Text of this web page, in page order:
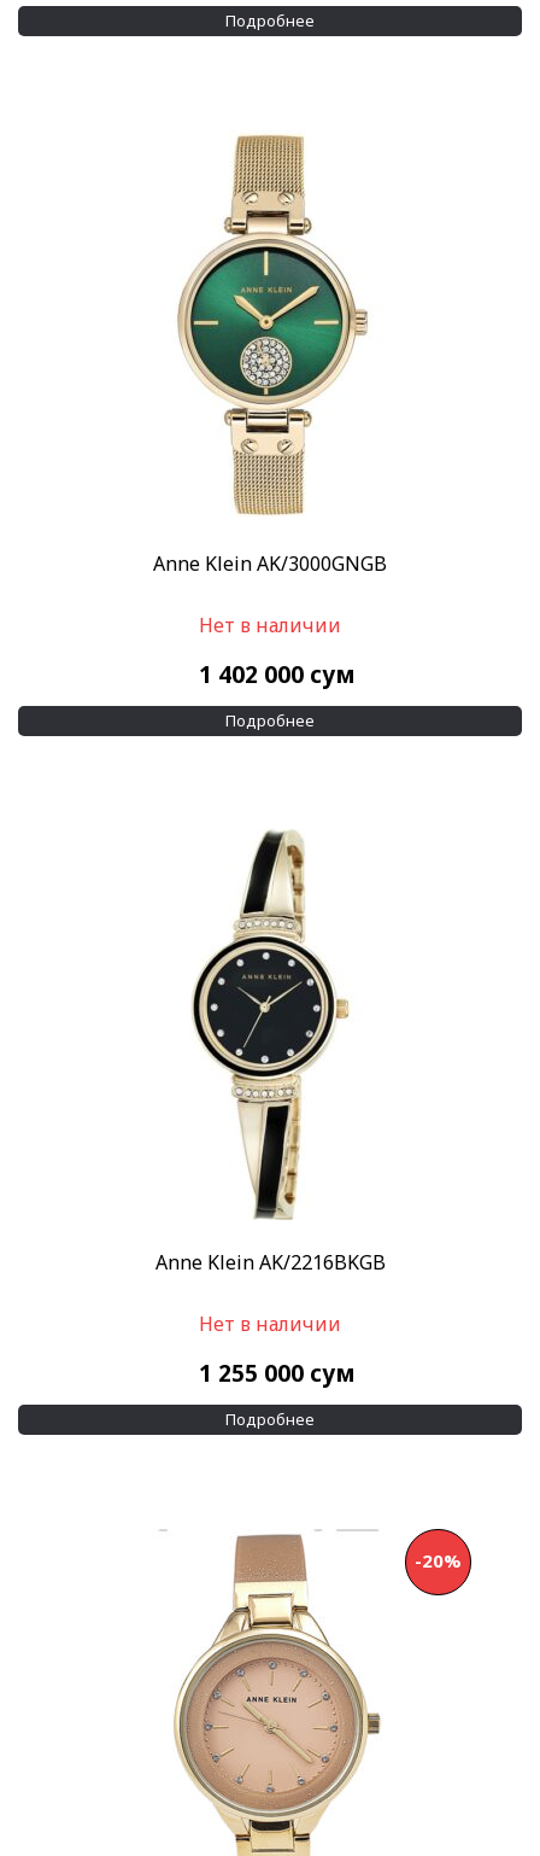
Подробнее
Anne Klein AK/3000GNGB
Нет в наличии
1 402 000 сум
Подробнее
Anne Klein AK/2216BKGB
Нет в наличии
1 255 000 сум
Подробнее
-20%